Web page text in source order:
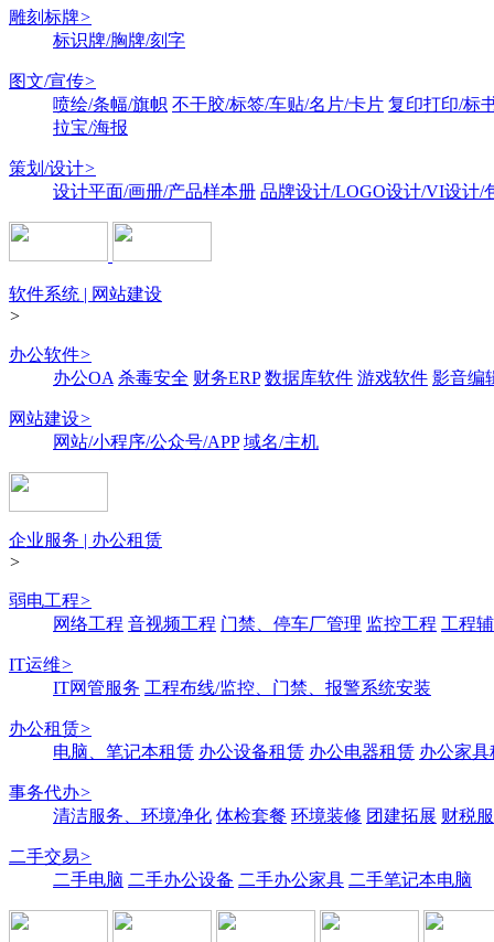
雕刻标牌>
标识牌/胸牌/刻字
图文/宣传>
喷绘/条幅/旗帜 不干胶/标签/车贴/名片/卡片 复印打印/标
拉宝/海报
策划/设计>
设计平面/画册/产品样本册 品牌设计/LOGO设计/VI设计/
软件系统 | 网站建设
>
办公软件>
办公OA 杀毒安全 财务ERP 数据库软件 游戏软件 影音编
网站建设>
网站/小程序/公众号/APP 域名/主机
企业服务 | 办公租赁
>
弱电工程>
网络工程 音视频工程 门禁、停车厂管理 监控工程 工程
IT运维>
IT网管服务 工程布线/监控、门禁、报警系统安装
办公租赁>
电脑、笔记本租赁 办公设备租赁 办公电器租赁 办公家具
事务代办>
清洁服务、环境净化 体检套餐 环境装修 团建拓展 财税
二手交易>
二手电脑 二手办公设备 二手办公家具 二手笔记本电脑